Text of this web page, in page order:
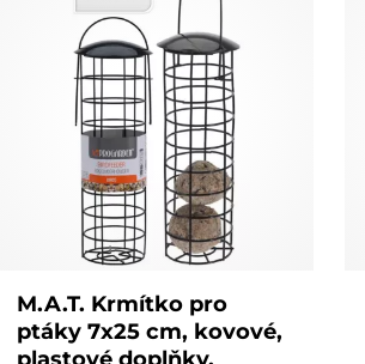
M.A.T. Krmítko pro
ptáky 7x25 cm, kovové,